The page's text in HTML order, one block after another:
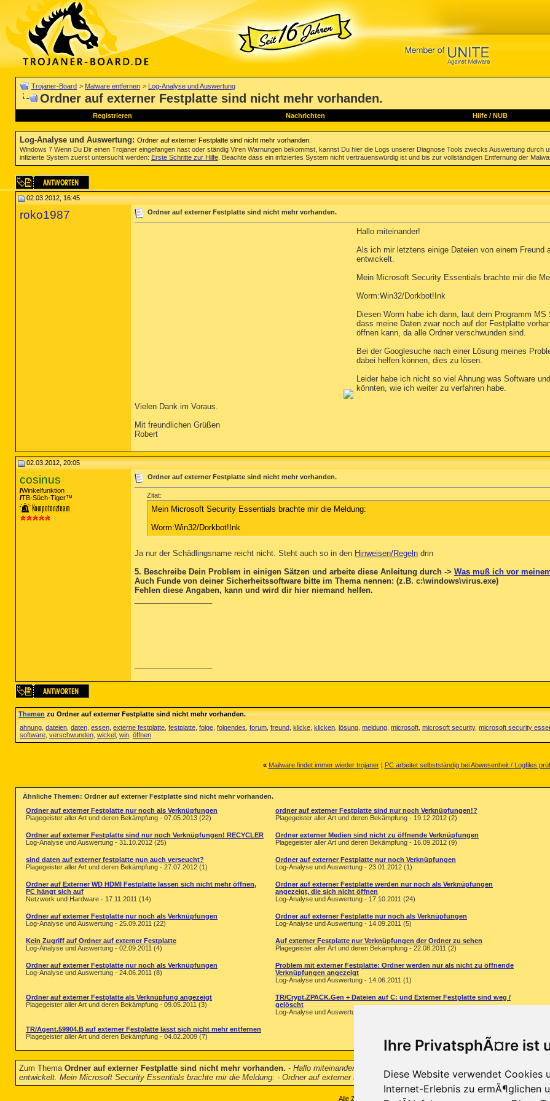
Ihre PrivatsphÃ¤re ist
Diese Website verwendet Cookies
Internet-Erlebnis zu ermÃ¶glichen
Trojaner-Board > Malware entfernen > Log-Analyse und Auswertung
Ordner auf externer Festplatte sind nicht mehr vorhanden.
Registrieren Nachrichten Hilfe/ NUB
Log-Analyse und Auswertung: Ordner auf externer Festplatte sind nicht mehr vorhanden.
Windows 7 Wenn Du Dir einen Trojaner eingefangen hast oder ständig Viren Warnungen bekommst, kannst Du hier die Logs unserer Diagnose Tools zwecks Auswertung
infizierte System zuerst untersucht werden: Erste Schritte zur Hilfe . Beachte dass ein infiziertes System nicht vertrauenswürdig ist und bis zur vollständigen Entfernung der
02.03.2012, 16:45
roko1987 Ordner auf externer Festplatte sind nicht mehr vorhanden.
Hallo miteinander!
Als ich mir letztens einige Dateien von einem Freund
entwickelt.
Mein Microsoft Security Essentials brachte mir die
Worm:Win32/Dorkbot!Ink
Diesen Worm habe ich dann, laut dem Programm
dass meine Daten zwar noch auf der Festplatte
öffnen kann, da alle Ordner verschwunden sind.
Bei der Googlesuche nach einer Lösung meines
dabei helfen können, dies zu lösen.
Leider habe ich nicht so viel Ahnung was Software
könnten, wie ich weiter zu verfahren habe.
Vielen Dank im Voraus.
Mit freundlichen Grüßen
Robert
02.03.2012, 20:05
cosinus
Winkelfunktion
TB-Süch-Tiger™
Ordner auf externer Festplatte sind nicht mehr vorhanden.
Zitat:
Mein Microsoft Security Essentials brachte mir die Meldung:
Worm:Win32/Dorkbot!Ink
Ja nur der Schädlingsname reicht nicht. Steht auch so in den Hinweisen/Regeln drin
5. Beschreibe Dein Problem in einigen Sätzen und arbeite diese Anleitung durch -> Was muß ich vor
Auch Funde von deiner Sicherheitssoftware bitte im Thema nennen: (z.B. c:\windows\virus.exe)
Fehlen diese Angaben, kann und wird dir hier niemand helfen.
Themenzu Ordner auf externer Festplatte sind nicht mehr vorhanden.
ahnung dateien daten essen externe festplatte festplatte folge folgendes forum freund klicke klicken lösung meldung microsoft microsoft security, microsoft security
software verschwunden wickel win öffnen
« Mailware findet immer wieder trojaner| PC arbeitet selbstständig bei Abwesenheit / Logfiles
Ähnliche Themen: Ordner auf externer Festplatte sind nicht mehr vorhanden.
Ordner auf externer Festplatte nur noch als Verknüpfungen
Plagegeister aller Art und deren Bekämpfung - 07.05.2013 (22)
ordner auf externer Festplatte sind nur noch Verknüpfungen!?
Plagegeister aller Art und deren Bekämpfung - 19.12.2012 (2)
Ordner auf externer Festplatte sind nur noch Verknüpfungen! RECYCLER
Log-Analyse und Auswertung - 31.10.2012 (25)
Ordner externer Medien sind nicht zu öffnende Verknüpfungen
Plagegeister aller Art und deren Bekämpfung - 16.09.2012 (9)
sind daten auf externer festplatte nun auch verseucht?
Plagegeister aller Art und deren Bekämpfung - 27.07.2012 (1)
Ordner auf externer Festplatte nur noch Verknüpfungen
Log-Analyse und Auswertung - 23.01.2012 (1)
Ordner auf Externer WD HDMI Festplatte lassen sich nicht mehr öffnen,
PC hängt sich auf
Netzwerk und Hardware - 17.11.2011 (14)
Ordner auf externer Festplatte werden nur noch als Verknüpfungen
angezeigt, die sich nicht öffnen
Log-Analyse und Auswertung - 17.10.2011 (24)
Ordner auf externer Festplatte nur noch als Verknüpfungen
Log-Analyse und Auswertung - 25.09.2011 (22)
Ordner auf externer Festplatte nur noch als Verknüpfungen
Log-Analyse und Auswertung - 14.09.2011 (5)
Kein Zugriff auf Ordner auf externer Festplatte
Log-Analyse und Auswertung - 02.09.2011 (4)
Auf externer Festplatte nur Verknüpfungen der Ordner zu sehen
Plagegeister aller Art und deren Bekämpfung - 22.08.2011 (2)
Ordner auf externer Festplatte nur noch als Verknüpfungen
Log-Analyse und Auswertung - 24.06.2011 (8)
Problem mit externer Festplatte: Ordner werden nur als nicht zu öffnende
Verknüpfungen angezeigt
Log-Analyse und Auswertung - 14.06.2011 (1)
Ordner auf externer Festplatte als Verknüpfung angezeigt
Plagegeister aller Art und deren Bekämpfung - 09.05.2011 (3)
TR/Crypt.ZPACK.Gen + Dateien auf C: und Externer Festplatte sind weg /
gelöscht
Log-Analyse und Auswertung - 26.04.2011 (1)
TR/Agent.59904.B auf externer Festplatte lässt sich nicht mehr entfernen
Plagegeister aller Art und deren Bekämpfung - 04.02.2009 (7)
Zum Thema Ordner auf externer Festplatte sind nicht mehr vorhanden. - Hallo miteinander! Als ich mir letztens einige Dateien von einem
entwickelt. Mein Microsoft Security Essentials brachte mir die Meldung: - Ordner auf externer Festplatte sind nicht mehr vorhanden....
Alle Zeitangaben in WEZ +1. Es ist jetzt